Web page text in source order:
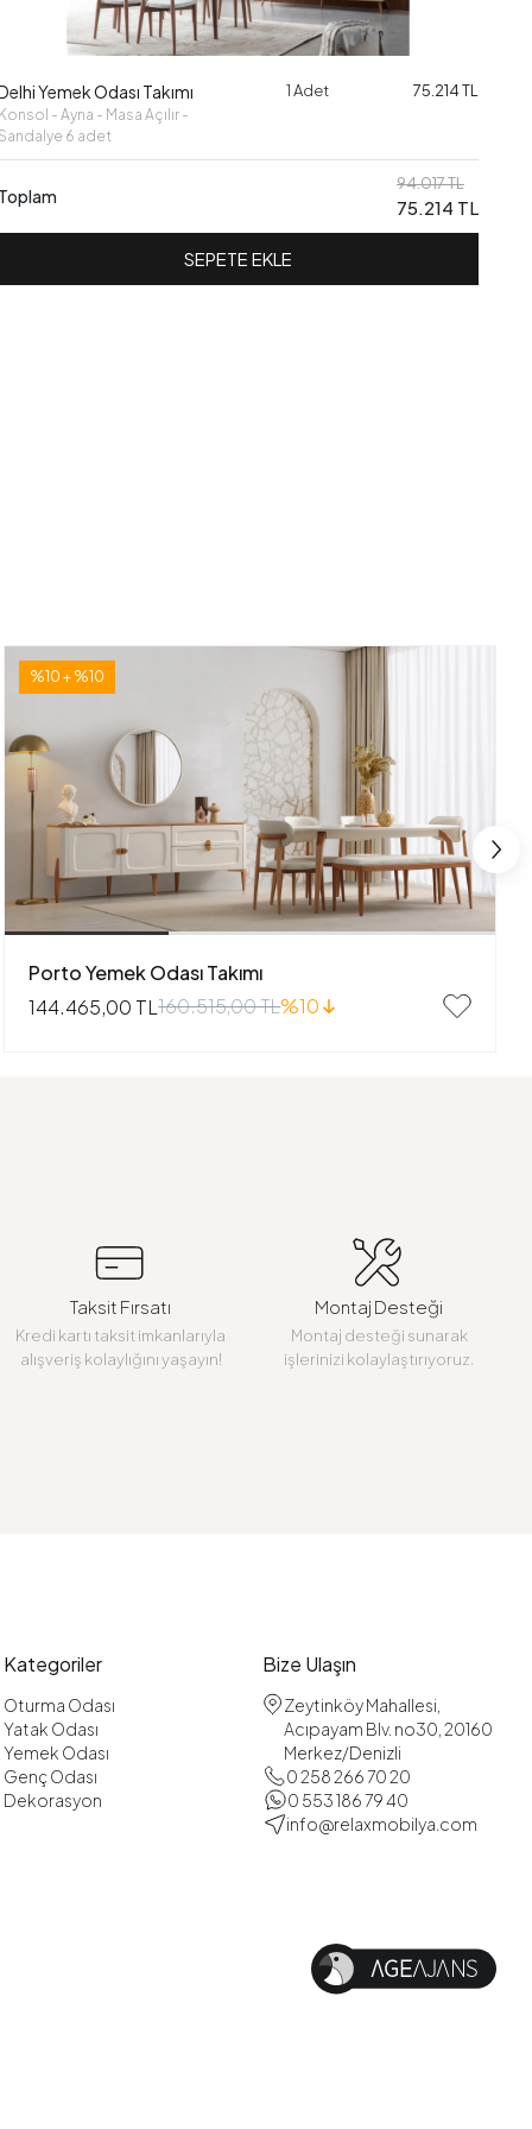
Yemek Odası Takımı
- Ayna - Masa Açılır -
6 adet
1 Adet 75.214 TL
94.017 TL
75.214 TL
SEPETE EKLE
%10 + %10
Porto Yemek Odası Takımı
144.465,00 TL160.515,00 TL%10
Taksit Fırsatı
Kredi kartı taksit imkanlarıyla
alışveriş kolaylığını yaşayın!
Montaj Desteği
Montaj desteği sunarak
işlerinizi kolaylaştırıyoruz.
Kategoriler
Oturma Odası
Yatak Odası
Yemek Odası
Genç Odası
Dekorasyon
Bize Ulaşın
Zeytinköy Mahallesi,
Acıpayam Blv. no30, 20160
Merkez/Denizli
0 258 266 70 20
0 553 186 79 40
info@relaxmobilya.com